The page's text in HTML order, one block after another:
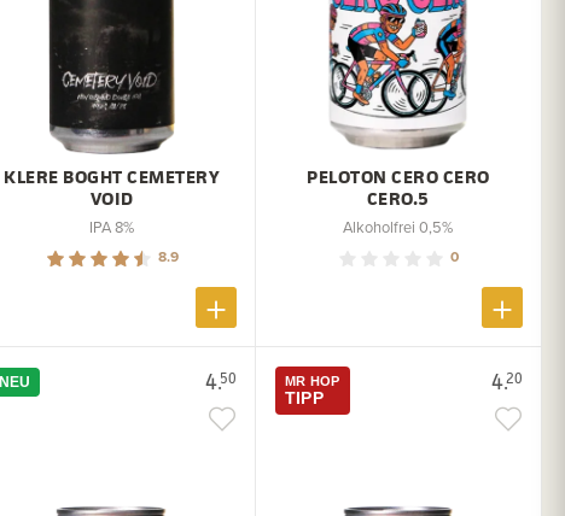
KLERE BOGHT CEMETERY
VOID
IPA 8%
8.9
PELOTON CERO CERO
CERO.5
Alkoholfrei 0,5%
0
4.50
NEU 4.20
MR HOP
TIPP